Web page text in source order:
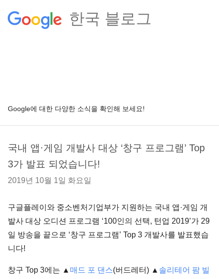
한국 블로그
Google에 대한 다양한 소식을 확인해 보세요!
국내 앱·게임 개발사 대상 ‘창구 프로그램’ Top
3가 발표 되었습니다!
2019년 10월 1일 화요일
구글플레이와 중소벤처기업부가 지원하는 국내 앱·게임 개
발사 대상 오디션 프로그램 ‘100인의 선택, 턴업 2019’가 29
일 방송을 끝으로 ‘창구 프로그램’ Top 3 개발사를 발표했습
니다!
창구 Top 3에는 ▲ 매드 포 댄스(버드레터) ▲ 솔리테어 팜 빌